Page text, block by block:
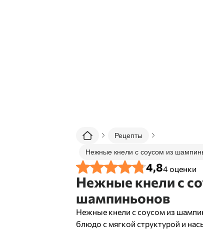
Рецепты
Нежные кнели с соусом из
4,84оценки
Нежные кнели с
шампиньонов
Нежные кнели с соусом из
блюдо с мягкой структурой и